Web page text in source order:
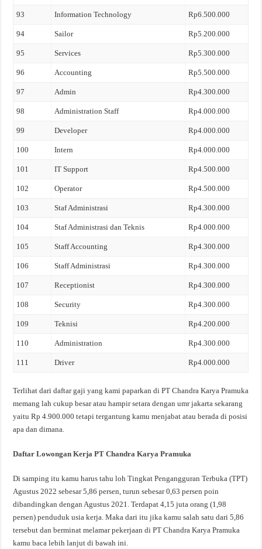
93 Information Technology Rp6.500.000
94 Sailor Rp5.200.000
95 Services Rp5.300.000
96 Accounting Rp5.500.000
97 Admin Rp4.300.000
98 Administration Staff Rp4.000.000
99 Developer Rp4.000.000
100 Intern Rp4.000.000
101 IT Support Rp4.500.000
102 Operator Rp4.500.000
103 Staf Administrasi Rp4.300.000
104 Staf Administrasi dan Teknis Rp4.000.000
105 Staff Accounting Rp4.300.000
106 Staff Administrasi Rp4.300.000
107 Receptionist Rp4.300.000
108 Security Rp4.300.000
109 Teknisi Rp4.200.000
110 Administration Rp4.300.000
111 Driver Rp4.000.000
Terlihat dari daftar gaji yang kami paparkan di PT Chandra Karya Pramuka
memang lah cukup besar atau hampir setara dengan umr jakarta sekarang
yaitu Rp 4.900.000 tetapi tergantung kamu menjabat atau berada di posisi
apa dan dimana.
Daftar Lowongan Kerja PT Chandra Karya Pramuka
Di samping itu kamu harus tahu loh Tingkat Pengangguran Terbuka (TPT)
Agustus 2022 sebesar 5,86 persen, turun sebesar 0,63 persen poin
dibandingkan dengan Agustus 2021. Terdapat 4,15 juta orang (1,98
persen) penduduk usia kerja. Maka dari itu jika kamu salah satu dari 5,86
tersebut dan berminat melamar pekerjaan di PT Chandra Karya Pramuka
kamu baca lebih lanjut di bawah ini.